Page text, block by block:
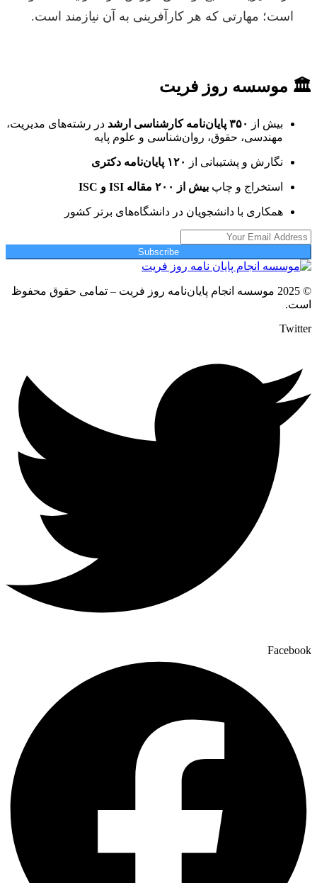
است؛ مهارتی که هر کارآفرینی به آن نیازمند است.
🏛 موسسه روز فریت
بیش از ۳۵۰ پایان‌نامه کارشناسی ارشد
در رشته‌های مدیریت،
مهندسی، حقوق، روان‌شناسی و علوم پایه
نگارش و پشتیبانی از ۱۲۰ پایان‌نامه دکتری
استخراج و چاپ بیش از ۲۰۰ مقاله ISI و ISC
همکاری با دانشجویان در دانشگاه‌های برتر کشور
Subscribe
© 2025 موسسه انجام پایان‌نامه روز فریت – تمامی حقوق محفوظ
است.
Twitter
Facebook